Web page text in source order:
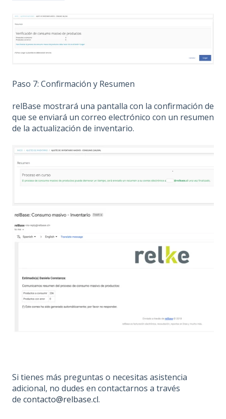
Paso 7: Confirmación y Resumen
relBase mostrará una pantalla con la confirmación de
que se enviará un correo electrónico con un resumen
de la actualización de inventario.
Si tienes más preguntas o necesitas asistencia
adicional, no dudes en contactarnos a través
de contacto@relbase.cl.